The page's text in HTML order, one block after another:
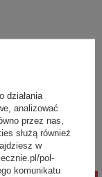
obniżki:
działania
analizować
przez nas,
służą również
w
pol-
komunikatu